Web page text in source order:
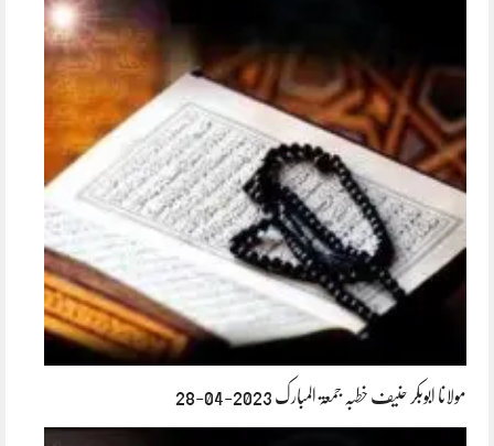
مولانا ابوبکر حنیف خطبہ جمعۃ المبارک 2023-04-28